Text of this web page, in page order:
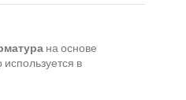
на основе
в